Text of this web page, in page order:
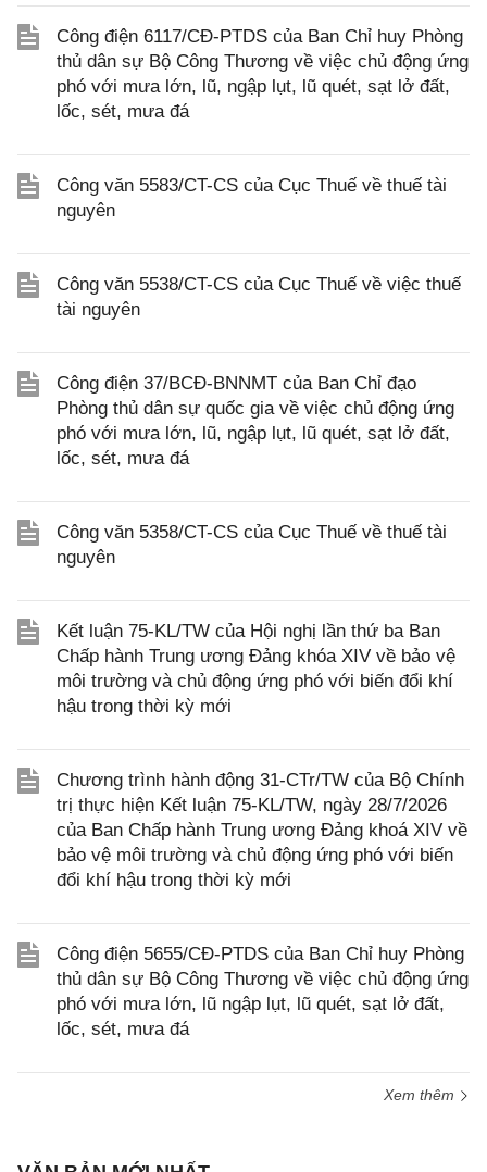
Công điện 6117/CĐ-PTDS của Ban Chỉ huy Phòng
thủ dân sự Bộ Công Thương về việc chủ động ứng
phó với mưa lớn, lũ, ngập lụt, lũ quét, sạt lở đất,
lốc, sét, mưa đá
Công văn 5583/CT-CS của Cục Thuế về thuế tài
nguyên
Công văn 5538/CT-CS của Cục Thuế về việc thuế
tài nguyên
Công điện 37/BCĐ-BNNMT của Ban Chỉ đạo
Phòng thủ dân sự quốc gia về việc chủ động ứng
phó với mưa lớn, lũ, ngập lụt, lũ quét, sạt lở đất,
lốc, sét, mưa đá
Công văn 5358/CT-CS của Cục Thuế về thuế tài
nguyên
Kết luận 75-KL/TW của Hội nghị lần thứ ba Ban
Chấp hành Trung ương Đảng khóa XIV về bảo vệ
môi trường và chủ động ứng phó với biến đổi khí
hậu trong thời kỳ mới
Chương trình hành động 31-CTr/TW của Bộ Chính
trị thực hiện Kết luận 75-KL/TW, ngày 28/7/2026
của Ban Chấp hành Trung ương Đảng khoá XIV về
bảo vệ môi trường và chủ động ứng phó với biến
đổi khí hậu trong thời kỳ mới
Công điện 5655/CĐ-PTDS của Ban Chỉ huy Phòng
thủ dân sự Bộ Công Thương về việc chủ động ứng
phó với mưa lớn, lũ ngập lụt, lũ quét, sạt lở đất,
lốc, sét, mưa đá
Xem thêm